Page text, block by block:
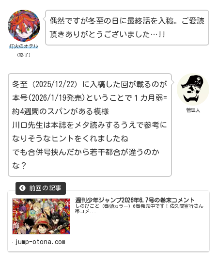
灯火のオテル
（終了）
偶然ですが冬至の日に最終話を入稿。ご愛読
頂きありがとうございました…!!
管理人
冬至（2025/12/22）に入稿した回が載るのが
本号(2026/1/19発売)ということで１カ月弱=
約4週間のスパンがある模様
川口先生は本誌をメタ読みするうえで参考に
なりそうなヒントをくれましたね
でも合併号挟んだから若干都合が違うのか
な？
週刊少年ジャンプ2026年6.7号の巻末コメント
しのびごと（巻頭カラー）6巻発売中です！佐久間宣行さん
帯コメ...
jump-otona.com